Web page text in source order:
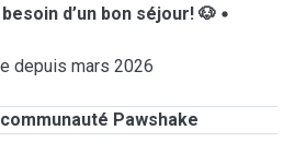
d’un bon séjour! 🐶
depuis mars 2026
Pawshake